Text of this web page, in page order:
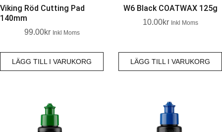
Viking Röd Cutting Pad
140mm
99.00Kr Inkl Moms
LÄGG TILL I VARUKORG
W6 Black COATWAX 125g
10.00Kr Inkl Moms
LÄGG TILL I VARUKORG